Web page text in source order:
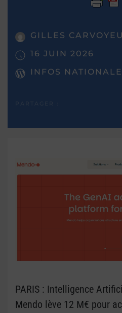
GILLES
16 JUIN 2026
INFOS
PARIS : Intelligence
Mendo lève 12 M€ pour